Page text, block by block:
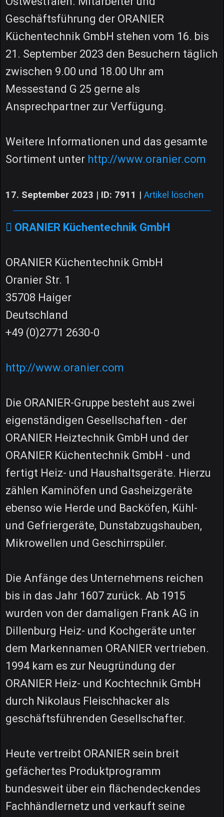
Geschäftsführung der ORANIER
Küchentechnik GmbH stehen vom 16. bis
21. September 2023 den Besuchern täglich
zwischen 9.00 und 18.00 Uhr am
Messestand G 25 gerne als
Ansprechpartner zur Verfügung.
Weitere Informationen und das gesamte
Sortiment unter http://www.oranier.com
17. September 2023 | ID: 7911 | Artikel löschen
ORANIER Küchentechnik GmbH
ORANIER Küchentechnik GmbH
Oranier Str. 1
35708 Haiger
Deutschland
+49 (0)2771 2630-0
http://www.oranier.com
Die ORANIER-Gruppe besteht aus zwei
eigenständigen Gesellschaften - der
ORANIER Heiztechnik GmbH und der
ORANIER Küchentechnik GmbH - und
fertigt Heiz- und Haushaltsgeräte. Hierzu
zählen Kaminöfen und Gasheizgeräte
ebenso wie Herde und Backöfen, Kühl-
und Gefriergeräte, Dunstabzugshauben,
Mikrowellen und Geschirrspüler.
Die Anfänge des Unternehmens reichen
bis in das Jahr 1607 zurück. Ab 1915
wurden von der damaligen Frank AG in
Dillenburg Heiz- und Kochgeräte unter
dem Markennamen ORANIER vertrieben.
1994 kam es zur Neugründung der
ORANIER Heiz- und Kochtechnik GmbH
durch Nikolaus Fleischhacker als
geschäftsführenden Gesellschafter.
Heute vertreibt ORANIER sein breit
gefächertes Produktprogramm
bundesweit über ein flächendeckendes
Fachhändlernetz und verkauft seine